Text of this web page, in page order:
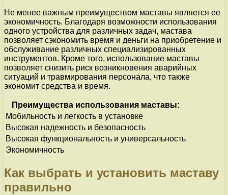
Не менее важным преимуществом маставы является ее
экономичность. Благодаря возможности использования
одного устройства для различных задач, мастава
позволяет сэкономить время и деньги на приобретение и
обслуживание различных специализированных
инструментов. Кроме того, использование маставы
позволяет снизить риск возникновения аварийных
ситуаций и травмирования персонала, что также
экономит средства и время.
Преимущества использования маставы:
Мобильность и легкость в установке
Высокая надежность и безопасность
Высокая функциональность и универсальность
Экономичность
Как выбрать и установить маставу
правильно